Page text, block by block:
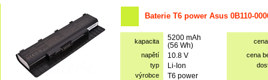
Baterie T6 power Asus 0B110-
kapacita
5200 mAh
(56 Wh)
napětí
10.8 V
cena
typ
Li-Ion
výrobce
T6 power